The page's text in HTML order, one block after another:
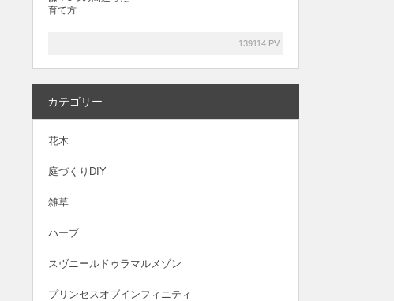
139114 PV
カテゴリー
花木
庭づくりDIY
雑草
ハーブ
スヴニールドゥラマルメゾン
プリンセスオブインフィニティ